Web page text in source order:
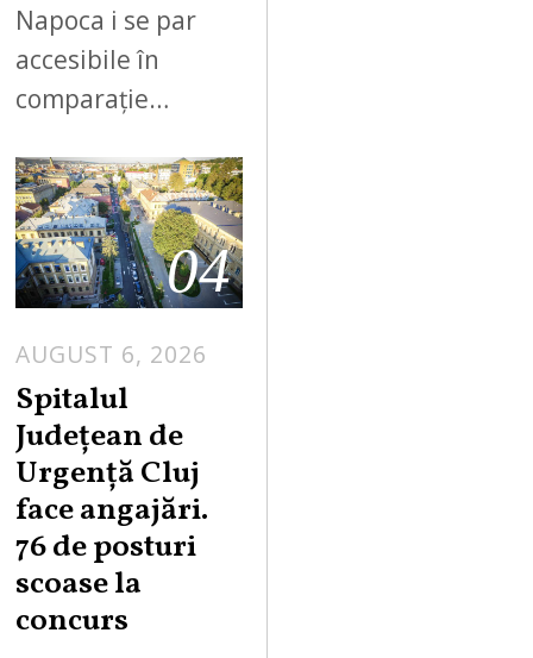
Napoca i se par
accesibile în
comparație…
04
AUGUST 6, 2026
Spitalul
Județean de
Urgență Cluj
face angajări.
76 de posturi
scoase la
concurs